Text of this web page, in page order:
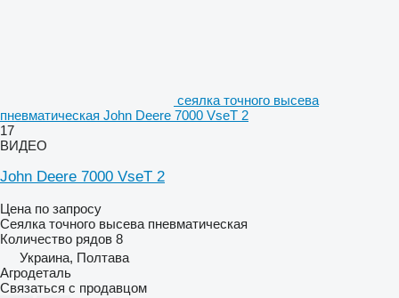
сеялка точного высева
пневматическая John Deere 7000 VseT 2
17
ВИДЕО
John Deere 7000 VseT 2
Цена по запросу
Сеялка точного высева пневматическая
Количество рядов 8
Украина, Полтава
Агродеталь
Связаться с продавцом